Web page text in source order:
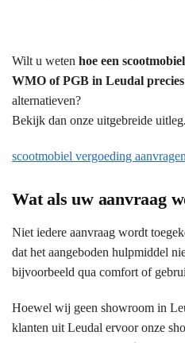
Wilt u weten hoe een
WMO of PGB in Leudal
alternatieven?
Bekijk dan onze uitgebreide uitleg.
scootmobiel vergoeding
Wat als uw aanvraag
Niet iedere aanvraag wordt
dat het aangeboden hulpmiddel
bijvoorbeeld qua comfort of
Hoewel wij geen showroom in
klanten uit Leudal ervoor onze